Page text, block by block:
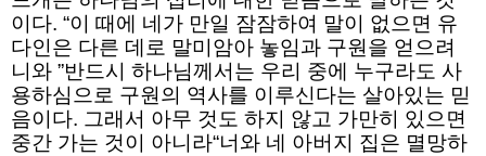
이다. “이 때에 네가 만일 잠잠하여 말이 없으면 유
다인은 다른 데로 말미암아 놓임과 구원을 얻으려
니와 ”반드시 하나님께서는 우리 중에 누구라도 사
용하심으로 구원의 역사를 이루신다는 살아있는 믿
음이다. 그래서 아무 것도 하지 않고 가만히 있으면
중간 가는 것이 아니라“너와 네 아버지 집은 멸망하